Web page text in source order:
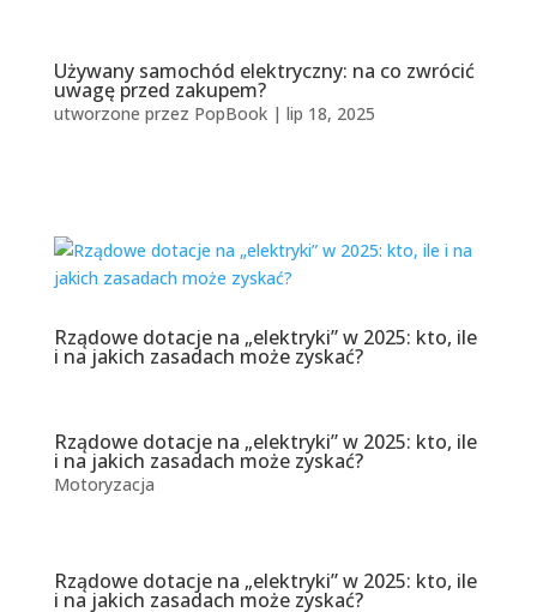
Używany samochód elektryczny: na co zwrócić
uwagę przed zakupem?
utworzone przez PopBook| lip 18, 2025
Rządowe dotacje na „elektryki” w 2025: kto, ile
i na jakich zasadach może zyskać?
Rządowe dotacje na „elektryki” w 2025: kto, ile
i na jakich zasadach może zyskać?
Motoryzacja
Rządowe dotacje na „elektryki” w 2025: kto, ile
i na jakich zasadach może zyskać?